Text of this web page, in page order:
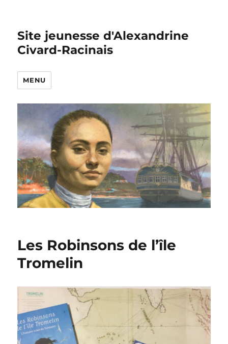
Site jeunesse d'Alexandrine
Civard-Racinais
MENU
Les Robinsons de l’île
Tromelin